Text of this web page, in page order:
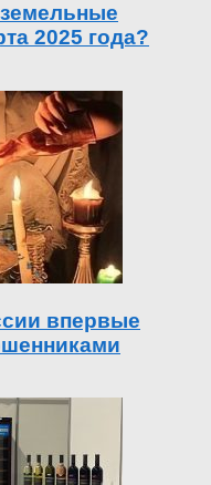
2025 года?
впервые